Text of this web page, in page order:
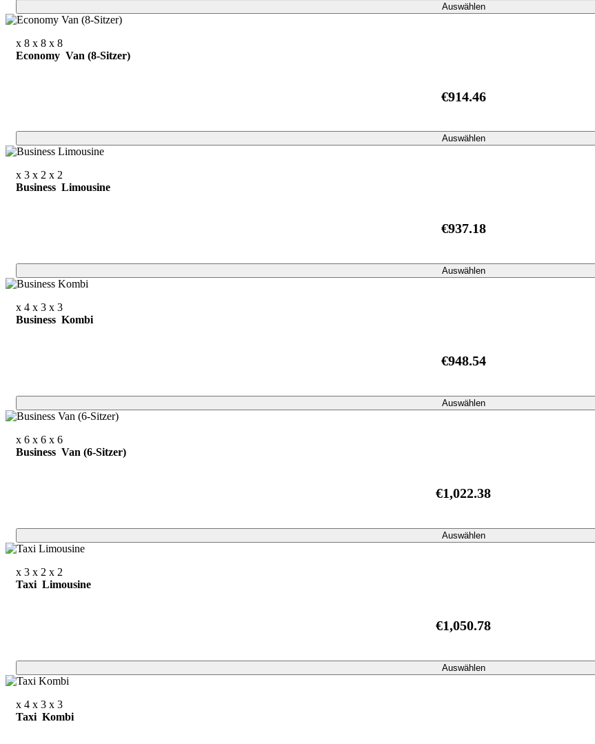
Auswählen
x 8 x 8 x 8
Economy Van (8-Sitzer)
€914.46
Auswählen
x 3 x 2 x 2
Business Limousine
€937.18
Auswählen
x 4 x 3 x 3
Business Kombi
€948.54
Auswählen
x 6 x 6 x 6
Business Van (6-Sitzer)
€1,022.38
Auswählen
x 3 x 2 x 2
Taxi Limousine
€1,050.78
Auswählen
x 4 x 3 x 3
Taxi Kombi